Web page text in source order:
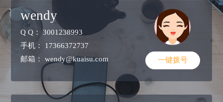
wendy
Q Q：3001238993
手机： 17366372737
邮箱： wendy@kuaisu.com 一键拨号